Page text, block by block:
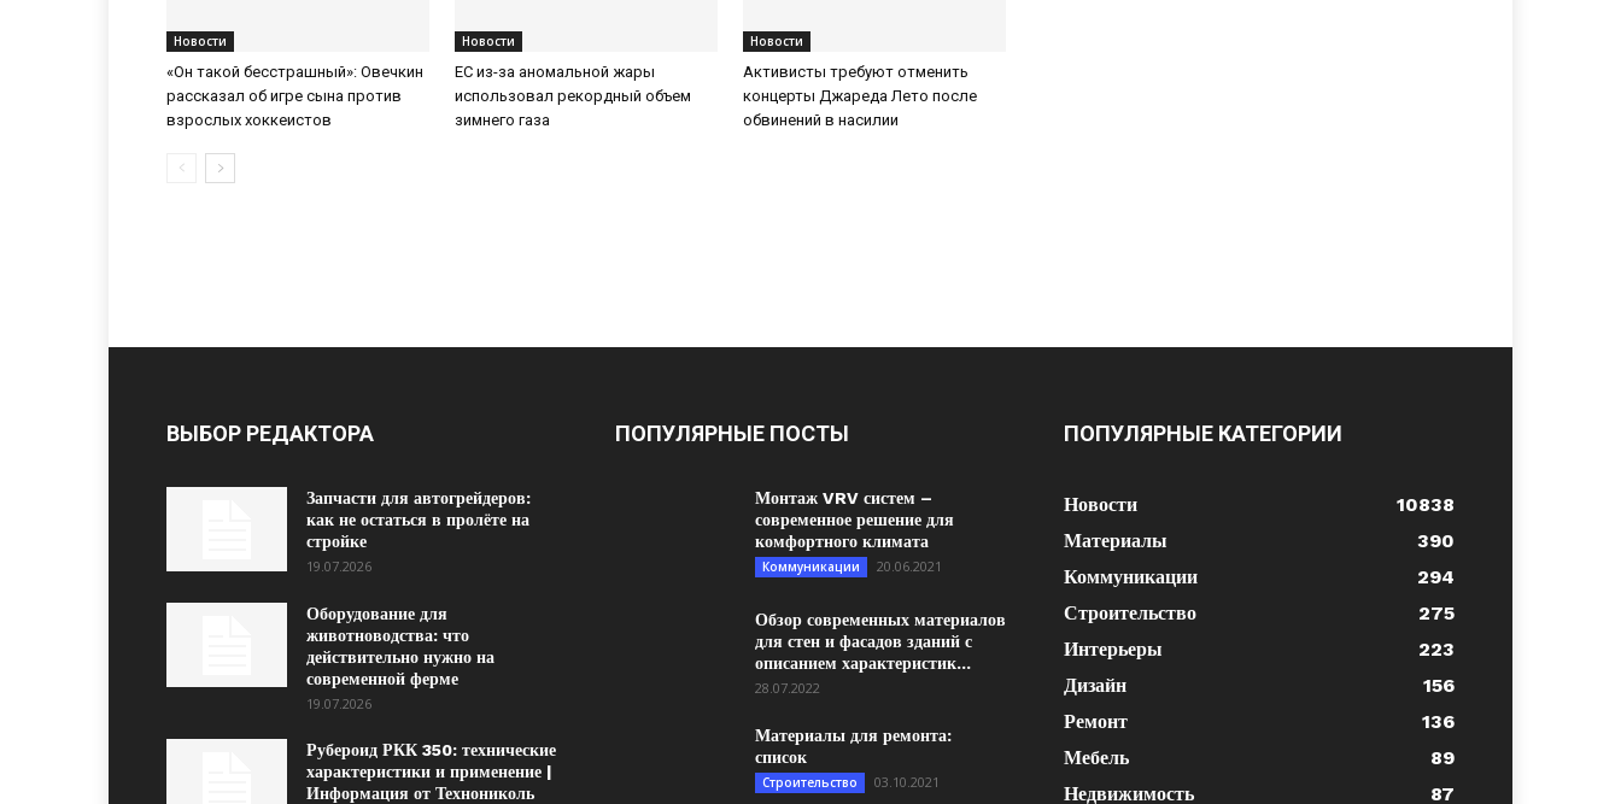
Новости
«Он такой бесстрашный»: Овечкин
рассказал об игре сына против
взрослых хоккеистов
Новости
ЕС из-за аномальной жары
использовал рекордный объем
зимнего газа
Новости
Активисты требуют отменить
концерты Джареда Лето после
обвинений в насилии
ВЫБОР РЕДАКТОРА
Запчасти для автогрейдеров:
как не остаться в пролёте на
стройке
19.07.2026
Оборудование для
животноводства: что
действительно нужно на
современной ферме
19.07.2026
Рубероид РКК 350: технические
характеристики и применение |
Информация от Технониколь
ПОПУЛЯРНЫЕ ПОСТЫ
Монтаж VRV систем –
современное решение для
комфортного климата
Коммуникации 20.06.2021
Обзор современных материалов
для стен и фасадов зданий с
описанием характеристик...
28.07.2022
Материалы для ремонта:
список
Строительство 03.10.2021
ПОПУЛЯРНЫЕ КАТЕГОРИИ
Новости
10838
Материалы
390
Коммуникации
294
Строительство
275
Интерьеры
223
Дизайн
156
Ремонт
136
Мебель
89
Недвижимость
87